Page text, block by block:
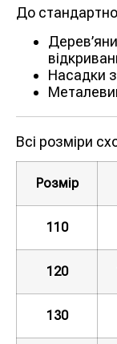
До
Насадки з
Всі розміри
Розмір
110
120
130